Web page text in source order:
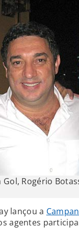
Rogério
lançou a
agentes